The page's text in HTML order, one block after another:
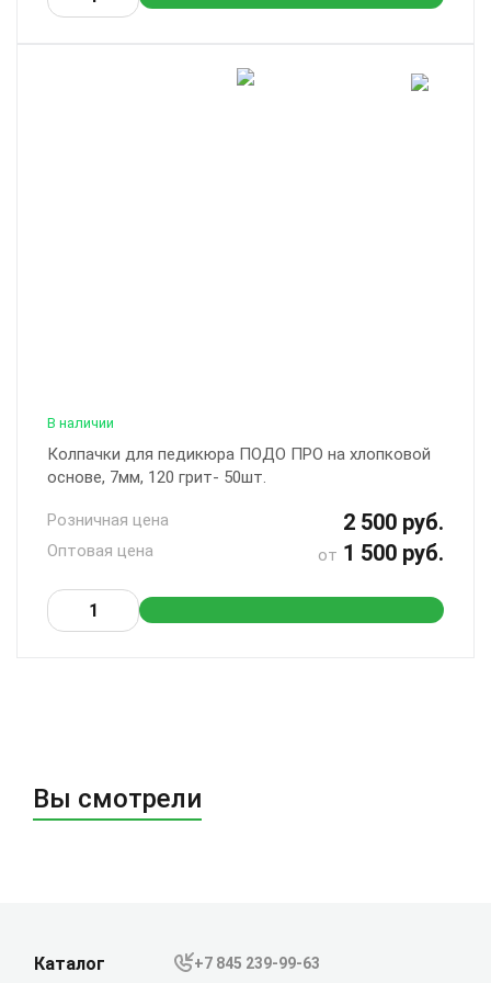
В наличии
Колпачки для педикюра ПОДО ПРО на хлопковой
основе, 7мм, 120 грит- 50шт.
Розничная цена 2 500 руб.
Оптовая цена от 1 500 руб.
Вы смотрели
Каталог +7 845 239-99-63